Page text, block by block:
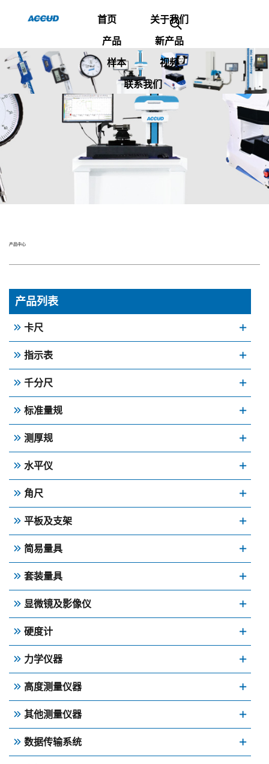
首页 关于我们
产品 新产品
样本 视频
联系我们
产品中心
产品列表
卡尺
指示表
千分尺
标准量规
测厚规
水平仪
角尺
平板及支架
简易量具
套装量具
显微镜及影像仪
硬度计
力学仪器
高度测量仪器
其他测量仪器
数据传输系统